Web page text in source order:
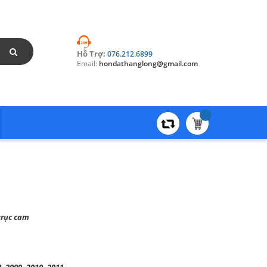
Hỗ Trợ: 076.212.6899
Email: hondathanglong@gmail.com
cam